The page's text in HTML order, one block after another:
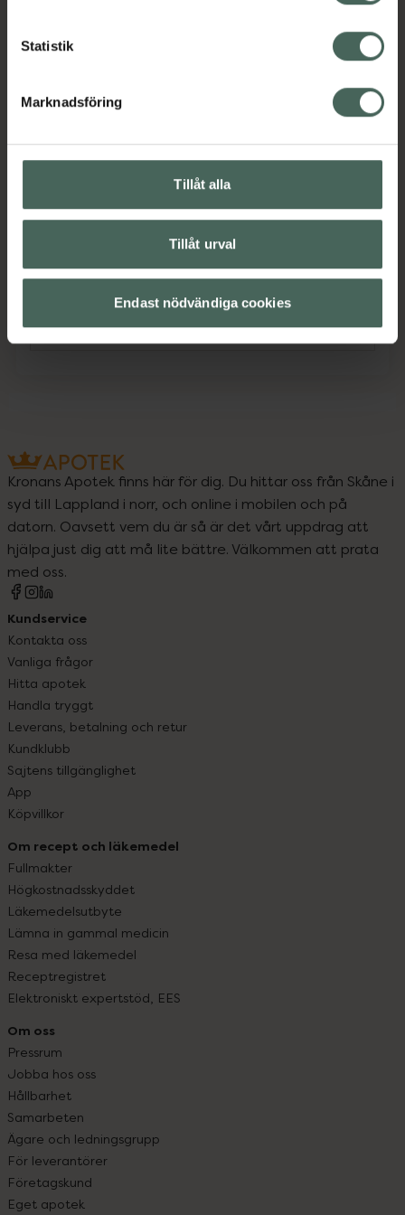
Statistik
Marknadsföring
Tillåt alla
Tillåt urval
Endast nödvändiga cookies
Koffein – bidrar till att synbart eliminera
ringar under ögonen.
EAN:00670367935934
Instruktioner Visa
Kronans Apotek finns här för dig. Du hittar oss från Skåne i
syd till Lappland i norr, och online i mobilen och på
datorn. Oavsett vem du är så är det vårt uppdrag att
hjälpa just dig att må lite bättre. Välkommen att prata
med oss.
Kundservice
Kontakta oss
Vanliga frågor
Hitta apotek
Handla tryggt
Leverans, betalning och retur
Kundklubb
Sajtens tillgänglighet
App
Köpvillkor
Om recept och läkemedel
Fullmakter
Högkostnadsskyddet
Läkemedelsutbyte
Lämna in gammal medicin
Resa med läkemedel
Receptregistret
Elektroniskt expertstöd, EES
Om oss
Pressrum
Jobba hos oss
Hållbarhet
Samarbeten
Ägare och ledningsgrupp
För leverantörer
Företagskund
Eget apotek